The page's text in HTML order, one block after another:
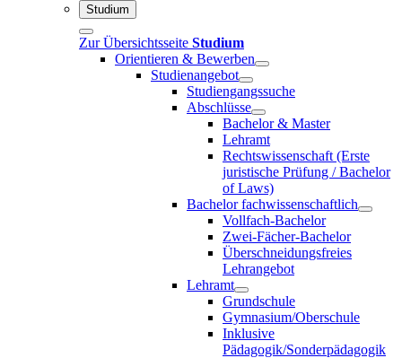
Studium
Zur Übersichtsseite Studium
Orientieren & Bewerben
Studienangebot
Studiengangssuche
Abschlüsse
Bachelor & Master
Lehramt
Rechtswissenschaft (Erste
juristische Prüfung / Bachelor
of Laws)
Bachelor fachwissenschaftlich
Vollfach-Bachelor
Zwei-Fächer-Bachelor
Überschneidungsfreies
Lehrangebot
Lehramt
Grundschule
Gymnasium/Oberschule
Inklusive
Pädagogik/Sonderpädagogik